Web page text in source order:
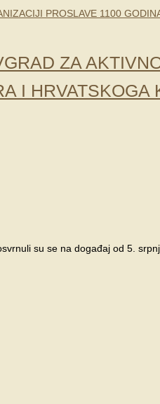
ZA
I HRVATSKOGA
su se na događaj od 5.